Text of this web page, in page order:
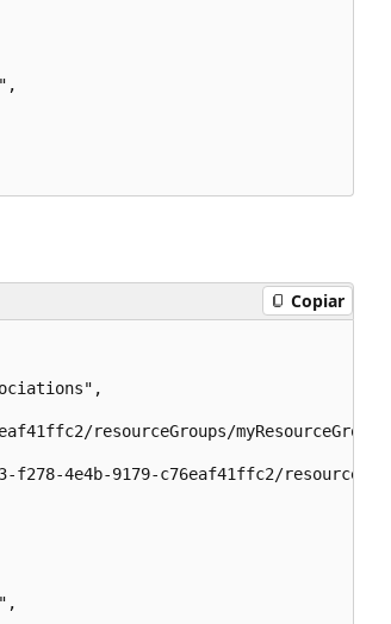
Copiar
resourceGroups/
f278-4e4b-9179-c76eaf41ffc2/